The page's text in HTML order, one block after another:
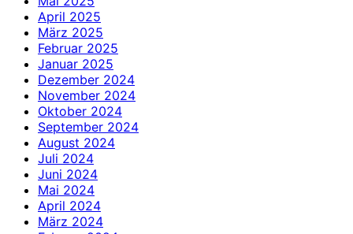
April 2025
März 2025
Februar 2025
Januar 2025
Dezember 2024
November 2024
Oktober 2024
September 2024
August 2024
Juli 2024
Juni 2024
Mai 2024
April 2024
März 2024